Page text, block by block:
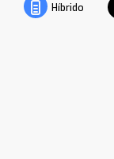
Híbrido